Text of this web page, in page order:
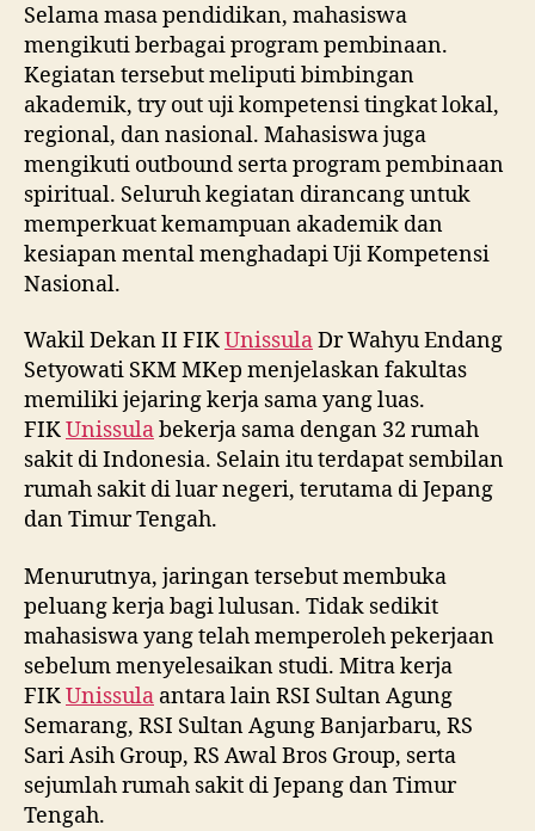
Selama masa pendidikan, mahasiswa
mengikuti berbagai program pembinaan.
Kegiatan tersebut meliputi bimbingan
akademik, try out uji kompetensi tingkat lokal,
regional, dan nasional. Mahasiswa juga
mengikuti outbound serta program pembinaan
spiritual. Seluruh kegiatan dirancang untuk
memperkuat kemampuan akademik dan
kesiapan mental menghadapi Uji Kompetensi
Nasional.
Wakil Dekan II FIKUnissulaDr Wahyu Endang
Setyowati SKM MKep menjelaskan fakultas
memiliki jejaring kerja sama yang luas.
FIKUnissulabekerja sama dengan 32 rumah
sakit di Indonesia. Selain itu terdapat sembilan
rumah sakit di luar negeri, terutama di Jepang
dan Timur Tengah.
Menurutnya, jaringan tersebut membuka
peluang kerja bagi lulusan. Tidak sedikit
mahasiswa yang telah memperoleh pekerjaan
sebelum menyelesaikan studi. Mitra kerja
FIKUnissula antara lain RSI Sultan Agung
Semarang, RSI Sultan Agung Banjarbaru, RS
Sari Asih Group, RS Awal Bros Group, serta
sejumlah rumah sakit di Jepang dan Timur
Tengah.